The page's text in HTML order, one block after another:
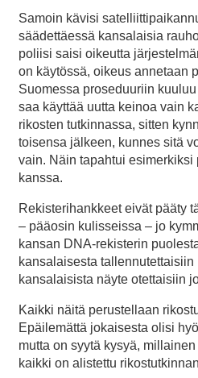
Samoin kävisi
säädettäessä kansalaisia
poliisi saisi oikeutta
on käytössä, oikeus annetaan
Suomessa proseduuriin
saa käyttää uutta keinoa vain
rikosten tutkinnassa, sitten
toisensa jälkeen, kunnes sitä
vain. Näin tapahtui esimerkiksi
kanssa.
Rekisterihankkeet eivät pääty
– pääosin kulisseissa – jo
kansan DNA-rekisterin
kansalaisesta
kansalaisista näyte otettaisiin
Kaikki näitä perustellaan
Epäilemättä jokaisesta olisi
mutta on syytä kysyä,
kaikki on alistettu